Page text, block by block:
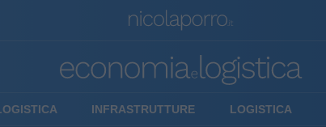
INFRASTRUTTURE LOGISTICA